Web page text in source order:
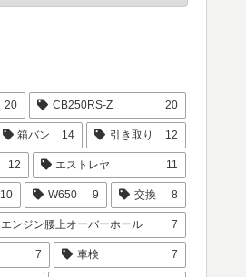
20 CB250RS-Z 20
箱バン 14 引き取り 12
12 エストレヤ 11
10 W650 9 交換 8
エンジン腰上オーバーホール 7
7 車検 7